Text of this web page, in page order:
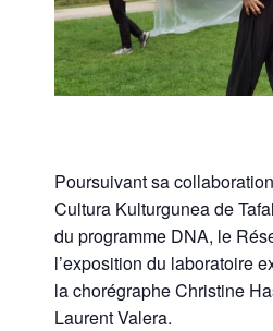
Poursuivant sa
Cultura Kulturgunea de
du programme DNA, le
l’exposition du laboratoire
la chorégraphe Christine
Laurent Valera.